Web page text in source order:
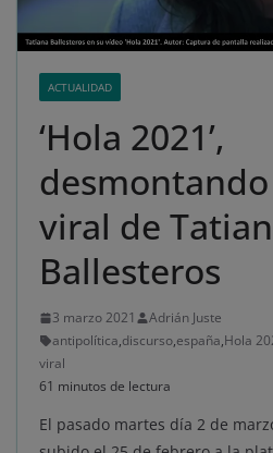
ACTUALIDAD
‘Hola 2021’,
viral de
Ballesteros
3 marzo 2021
Adrián Juste
antipolítica,discurso,españa,Hola
viral
61 minutos de lectura
El pasado martes día 2 de